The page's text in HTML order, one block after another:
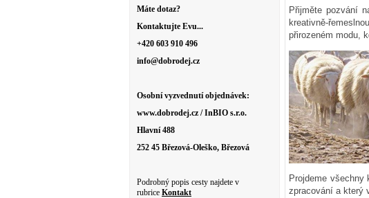
Máte dotaz?
Kontaktujte Evu...
+420 603 910 496
info@dobrodej.cz
Osobní vyzvednutí objednávek:
www.dobrodej.cz / InBIO s.r.o.
Hlavní 488
252 45 Březová-Oleško, Březová
Podrobný popis cesty najdete v
rubrice Kontakt
Přijměte pozvání
kreativně-
přirozeném modu,
Projdeme
zpracování a který